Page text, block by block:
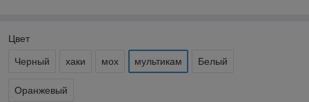
Цвет
Черный хаки мох мультикам Белый
Оранжевый